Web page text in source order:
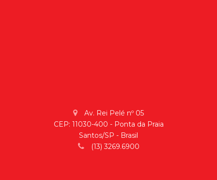
Av. Rei Pelé nº 05
CEP: 11030-400 - Ponta da Praia
Santos/SP - Brasil
(13) 3269.6900